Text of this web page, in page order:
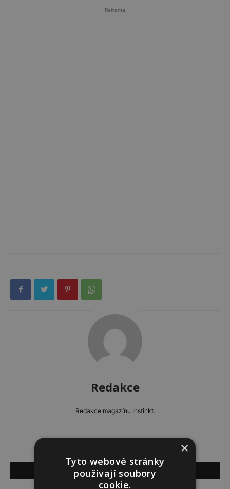
Reklama
Redakce
Redakce magazínu Instinkt.
SOUVISEJÍCÍ ČLÁNKY
×
Tyto webové stránky
používají soubory
cookie.